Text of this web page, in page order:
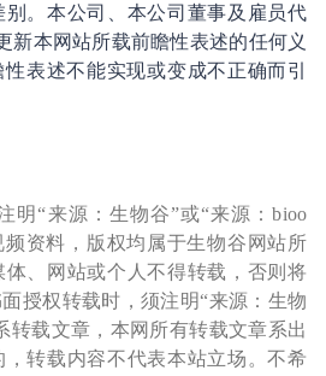
。本公司、本公司董事及雇员代
新本网站所载前瞻性表述的任何义
表述不能实现或变成不正确而引
明“来源：生物谷”或“来源：bioo
资料，版权均属于生物谷网站所
、网站或个人不得转载，否则将
授权转载时，须注明“来源：生物
转载文章，本网所有转载文章系出
转载内容不代表本站立场。不希